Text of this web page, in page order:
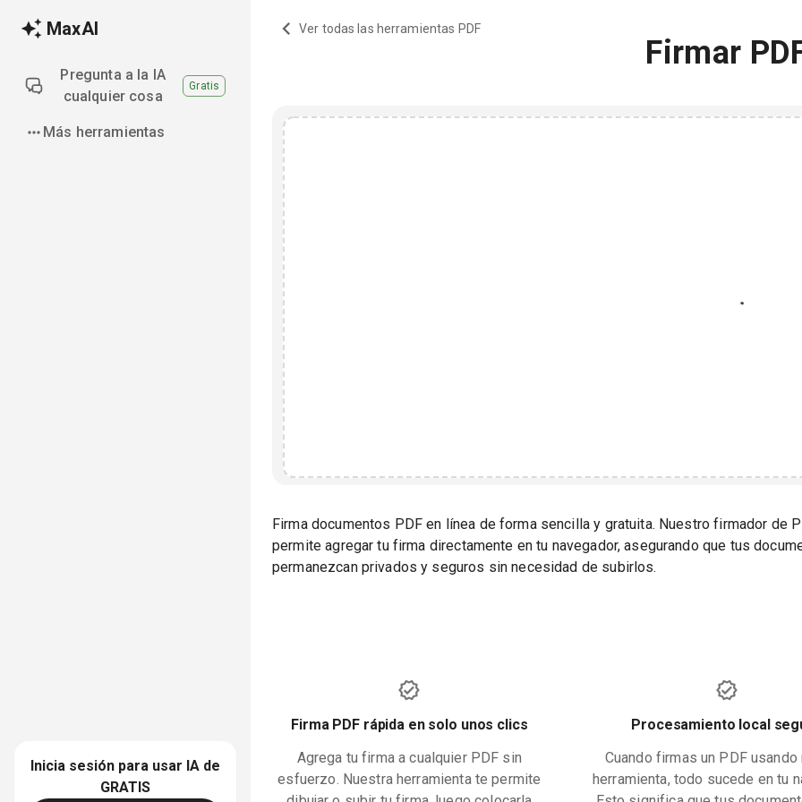
MaxAI
Pregunta a la IA
cualquier cosa
Gratis
Más herramientas
Inicia sesión para usar IA de
GRATIS
Ver todas las herramientas PDF
Firmar
Firma documentos PDF en línea de forma sencilla y gratuita. Nuestro firmador de
permite agregar tu firma directamente en tu navegador, asegurando que tus
permanezcan privados y seguros sin necesidad de subirlos.
Firma PDF rápida en solo unos clics
Agrega tu firma a cualquier PDF sin
esfuerzo. Nuestra herramienta te permite
Procesamiento local
Cuando firmas un PDF usando
herramienta, todo sucede en tu